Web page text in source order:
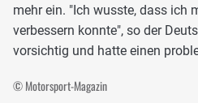
mehr ein. "Ich wusste, dass ich
verbessern konnte", so der
vorsichtig und hatte einen
© Motorsport-Magazin